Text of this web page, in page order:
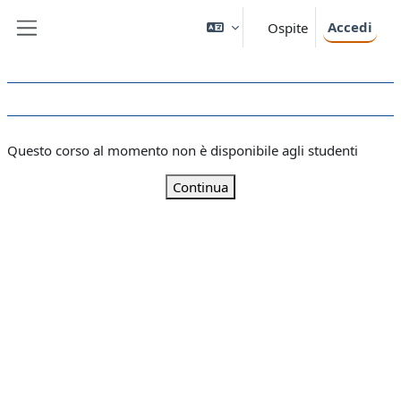
Ospite Accedi
Questo corso al momento non è disponibile agli studenti
Continua